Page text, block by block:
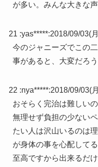
が多い。みんな大きな
21 :yas*****:2018/09/03(
今のジャニーズでこの
事があると、大変だろう
22 :nya*****:2018/09/03(
おそらく完治は難しい
無理せず負担の少ない
たい人は沢山いるのは
が身体の事を心配して
至高ですから出来るだ